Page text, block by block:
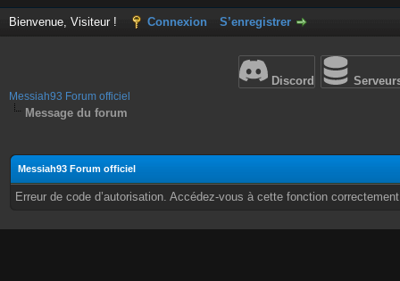
Bienvenue, Visiteur ! Connexion S’enregistrer
Discord
Messiah93 Forum officiel
Message du forum
Messiah93 Forum officiel
Erreur de code d’autorisation. Accédez-vous à cette fonction